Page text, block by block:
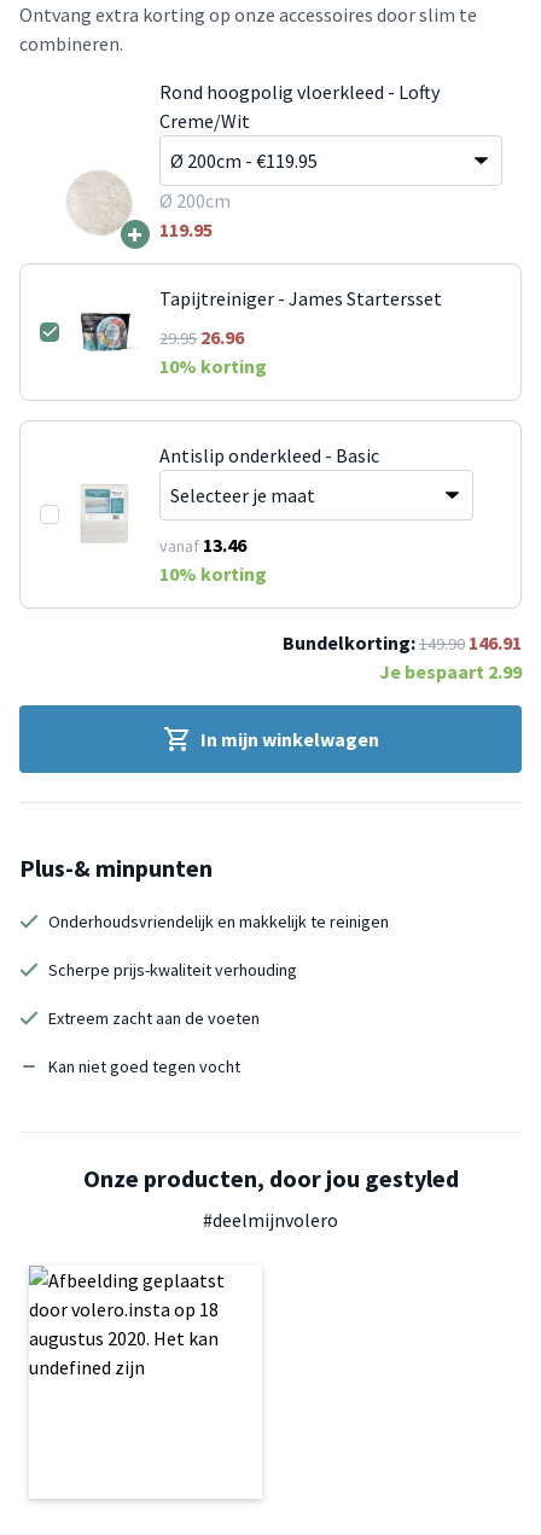
Ontvang extra korting op onze accessoires door slim te
combineren.
+
Rond hoogpolig vloerkleed - Lofty
Creme/Wit
Ø 200cm
119.95
Tapijtreiniger - James Startersset
29.9526.96
10% korting
Antislip onderkleed - Basic
vanaf 13.46
10% korting
Bundelkorting:149.90 146.91
Je bespaart 2.99
In mijn winkelwagen
Plus-& minpunten
Onderhoudsvriendelijk en makkelijk te reinigen
Scherpe prijs-kwaliteit verhouding
Extreem zacht aan de voeten
Kan niet goed tegen vocht
Onze producten, door jou gestyled
#deelmijnvolero